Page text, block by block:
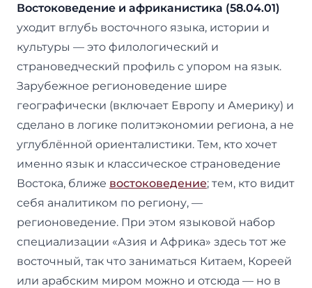
Востоковедение и африканистика (58.04.01)
уходит вглубь восточного языка, истории и
культуры — это филологический и
страноведческий профиль с упором на язык.
Зарубежное регионоведение шире
географически (включает Европу и Америку) и
сделано в логике политэкономии региона, а не
углублённой ориенталистики. Тем, кто хочет
именно язык и классическое страноведение
Востока, ближе востоковедение; тем, кто видит
себя аналитиком по региону, —
регионоведение. При этом языковой набор
специализации «Азия и Африка» здесь тот же
восточный, так что заниматься Китаем, Кореей
или арабским миром можно и отсюда — но в